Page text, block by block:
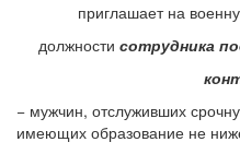
приглашает на
должности сотрудника
− мужчин, отслуживших
имеющих образование не